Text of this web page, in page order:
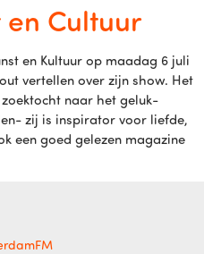
en Cultuur
en Kultuur op maadag 6 juli
vertellen over zijn show. Het
naar het geluk-
zij is inspirator voor liefde,
een goed gelezen magazine